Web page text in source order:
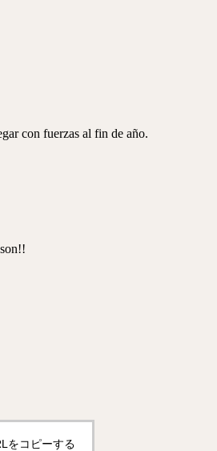
con fuerzas al fin de año.
をコピーする